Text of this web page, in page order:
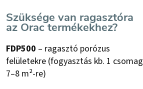
Szüksége van ragasztóra
az Orac termékekhez?
FDP500 – ragasztó porózus
felületekre (fogyasztás kb. 1 csomag
7–8 m²-re)